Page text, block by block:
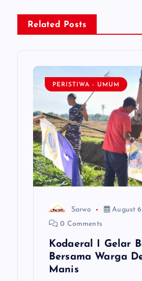
n
a
Related Posts
PERISTIWA - UMUM
Sarwo
August
0 Comments
Kodaeral I Gelar
Bersama Warga
Manis